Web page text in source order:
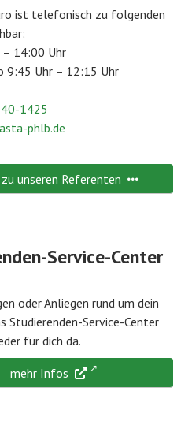
ist telefonisch zu folgenden
14:00 Uhr
9:45 Uhr – 12:15 Uhr
1425
phlb.de
unseren Referenten
Service-Center
oder Anliegen rund um dein
Studierenden-Service-Center
für dich da.
mehr Infos